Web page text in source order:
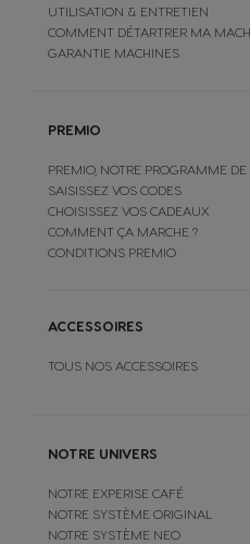
UTILISATION & ENTRETIEN
COMMENT DÉTARTRER MA
GARANTIE MACHINES
PREMIO
PREMIO, NOTRE PROGRAMME DE
SAISISSEZ VOS CODES
CHOISISSEZ VOS CADEAUX
COMMENT ÇA MARCHE ?
CONDITIONS PREMIO
ACCESSOIRES
TOUS NOS ACCESSOIRES
NOTRE UNIVERS
NOTRE EXPERISE CAFÉ
NOTRE SYSTÈME ORIGINAL
NOTRE SYSTÈME NEO